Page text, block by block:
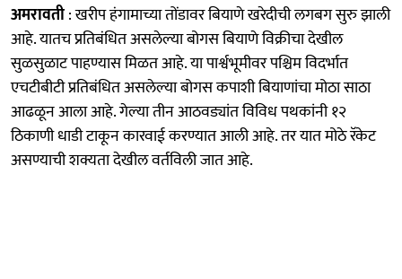
अमरावती: खरीप हंगामाच्या तोंडावर बियाणे खरेदीची लगबग सुरु झाली
आहे. यातच प्रतिबंधित असलेल्या बोगस बियाणे विक्रीचा देखील
सुळसुळाट पाहण्यास मिळत आहे. या पार्श्वभूमीवर पश्चिम विदर्भात
एचटीबीटी प्रतिबंधित असलेल्या बोगस कपाशी बियाणांचा मोठा साठा
आढळून आला आहे. गेल्या तीन आठवड्यांत विविध पथकांनी १२
ठिकाणी धाडी टाकून कारवाई करण्यात आली आहे. तर यात मोठे रॅकेट
असण्याची शक्यता देखील वर्तविली जात आहे.